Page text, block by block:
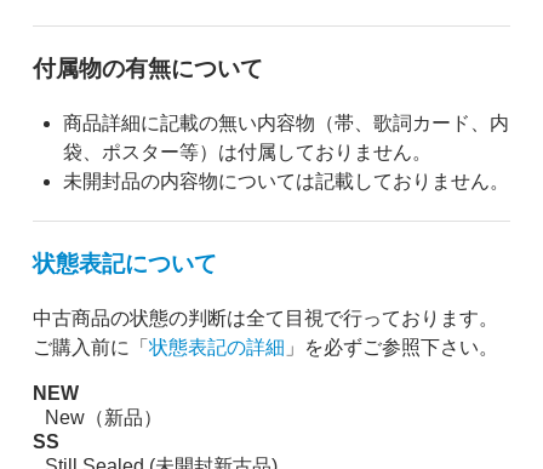
付属物の有無について
商品詳細に記載の無い内容物（帯、歌詞カード、内
袋、ポスター等）は付属しておりません。
未開封品の内容物については記載しておりません。
状態表記について
中古商品の状態の判断は全て目視で行っております。
ご購入前に「 状態表記の詳細 」を必ずご参照下さい。
NEW
New（新品）
SS